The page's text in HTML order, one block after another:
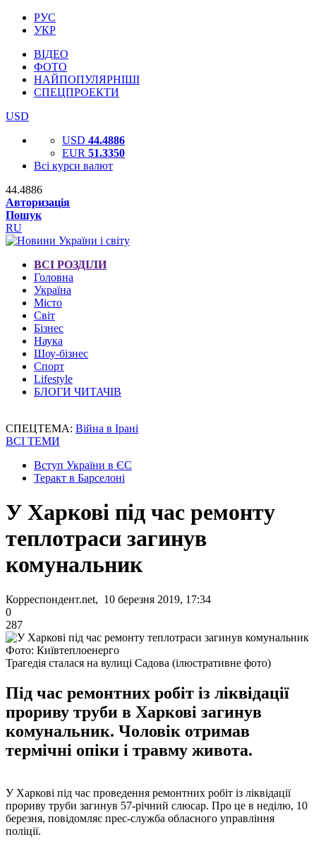
РУС
УКР
ВІДЕО
ФОТО
НАЙПОПУЛЯРНІШІ
СПЕЦПРОЕКТИ
USD
USD 44.4886
EUR 51.3350
Всі курси валют
44.4886
Авторизація
Пошук
RU
ВСІ РОЗДІЛИ
Головна
Україна
Місто
Світ
Бізнес
Наука
Шоу-бізнес
Спорт
Lifestyle
БЛОГИ ЧИТАЧІВ
СПЕЦТЕМА: Війна в Ірані
ВСІ ТЕМИ
Вступ України в ЄС
Теракт в Барселоні
У Харкові під час ремонту
теплотраси загинув
комунальник
Корреспондент.net, 10 березня 2019, 17:34
0
287
Фото: Київтеплоенерго
Трагедія сталася на вулиці Садова (ілюстративне фото)
Під час ремонтних робіт із ліквідації
прориву труби в Харкові загинув
комунальник. Чоловік отримав
термічні опіки і травму живота.
У Харкові під час проведення ремонтних робіт із ліквідації
прориву труби загинув 57-річний слюсар. Про це в неділю, 10
березня, повідомляє прес-служба обласного управління
поліції.